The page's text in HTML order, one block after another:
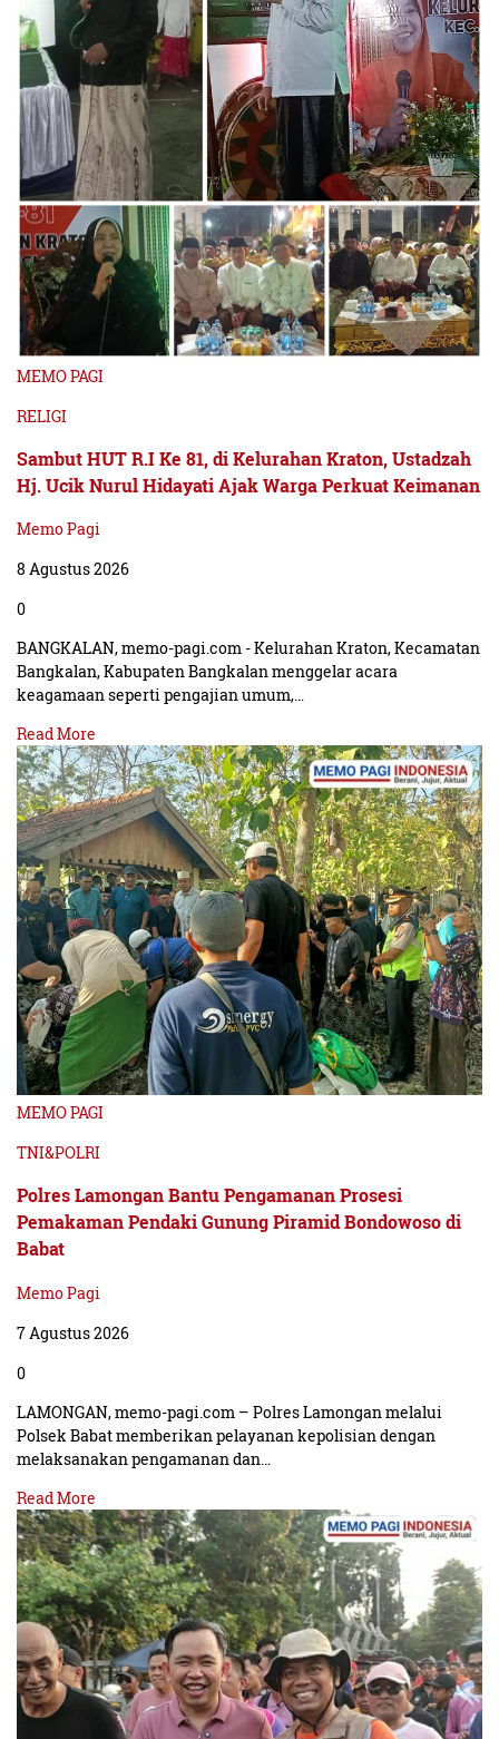
MEMO PAGI
RELIGI
Sambut HUT R.I Ke 81, di Kelurahan Kraton, Ustadzah
Hj. Ucik Nurul Hidayati Ajak Warga Perkuat Keimanan
Memo Pagi
8 Agustus 2026
0
BANGKALAN, memo-pagi.com - Kelurahan Kraton, Kecamatan
Bangkalan, Kabupaten Bangkalan menggelar acara
keagamaan seperti pengajian umum,…
Read More
MEMO PAGI
TNI&POLRI
Polres Lamongan Bantu Pengamanan Prosesi
Pemakaman Pendaki Gunung Piramid Bondowoso di
Babat
Memo Pagi
7 Agustus 2026
0
LAMONGAN, memo-pagi.com – Polres Lamongan melalui
Polsek Babat memberikan pelayanan kepolisian dengan
melaksanakan pengamanan dan…
Read More